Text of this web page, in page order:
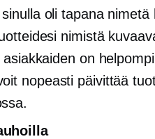
oli tapana nimetä
nimistä
on
nopeasti päivittää